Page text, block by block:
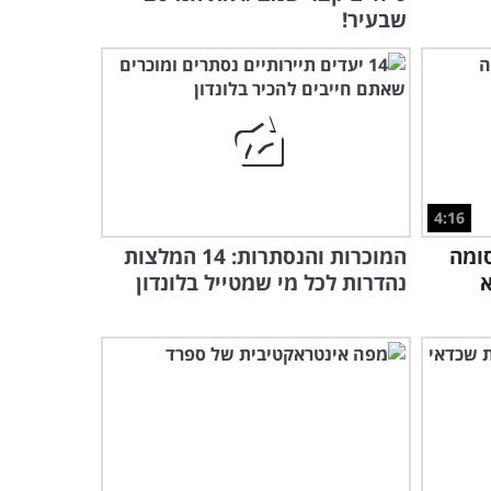
שבעיר!
4:16
המוכרות והנסתרות: 14 המלצות
נהדרות לכל מי שמטייל בלונדון